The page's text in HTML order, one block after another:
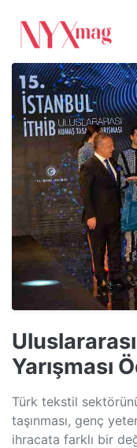
Yarışması
Türk tekstil
taşınması, genç
ihracata farklı bir